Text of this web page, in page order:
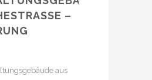
–
aus